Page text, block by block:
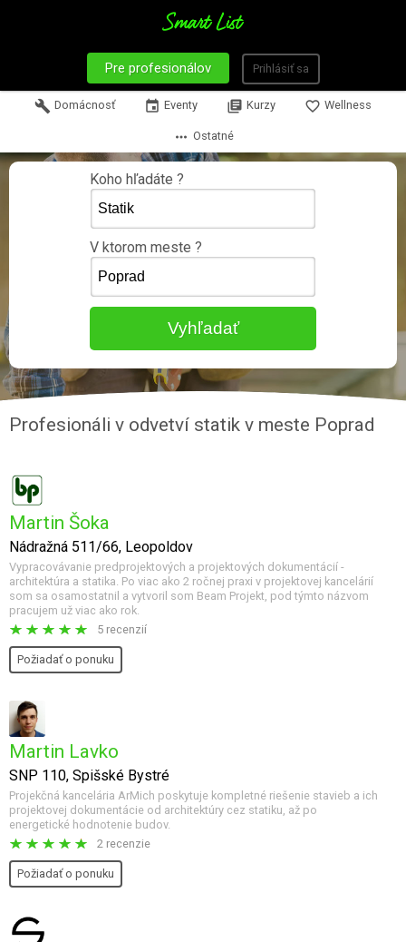
Pre profesionálov Prihlásiť sa
build Domácnosť event Eventy library_books Kurzy favorite_border Wellness
more_horiz Ostatné
Koho hľadáte ?
V ktorom meste ?
Profesionáli v odvetví statik v meste Poprad
Martin Šoka
Nádražná 511/66, Leopoldov
Vypracovávanie predprojektových a projektových dokumentácií -
architektúra a statika. Po viac ako 2 ročnej praxi v projektovej kancelárií
som sa osamostatnil a vytvoril som Beam Projekt, pod týmto názvom
pracujem už viac ako rok.
5 recenzií
Požiadať o ponuku
Martin Lavko
SNP 110, Spišské Bystré
Projekčná kancelária ArMich poskytuje kompletné riešenie stavieb a ich
projektovej dokumentácie od architektúry cez statiku, až po
energetické hodnotenie budov.
2 recenzie
Požiadať o ponuku